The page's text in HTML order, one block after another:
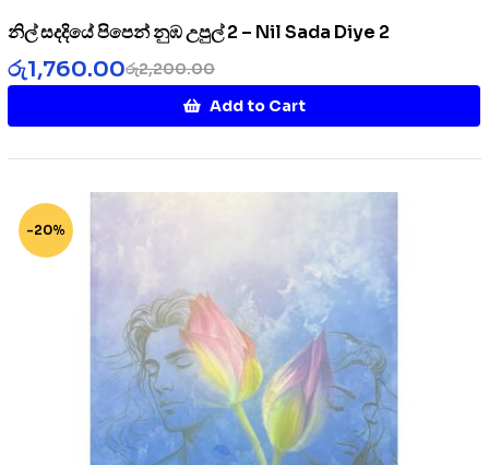
නිල් සදදියේ පිපෙන් නුඹ උපුල් 2 – Nil Sada Diye 2
රු2,200.00
රු1,760.00
Add to Cart
-20%